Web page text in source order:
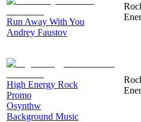
Run Away With You
Andrey Faustov
High Energy Rock
Promo
Osynthw
Background Music